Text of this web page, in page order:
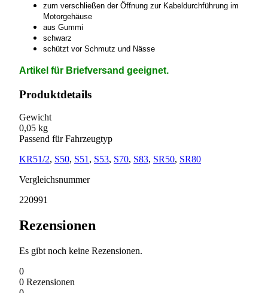
zum verschließen der Öffnung zur Kabeldurchführung im
Motorgehäuse
aus Gummi
schwarz
schützt vor Schmutz und Nässe
Artikel für Briefversand geeignet.
Produktdetails
Gewicht
0,05 kg
Passend für Fahrzeugtyp
KR51/2, S50, S51 , S53, S70, S83, SR50, SR80
Vergleichsnummer
220991
Rezensionen
Es gibt noch keine Rezensionen.
0
0 Rezensionen